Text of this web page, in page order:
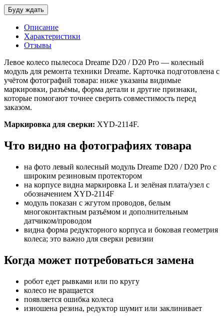
Описание
Характеристики
Отзывы
Левое колесо пылесоса Dreame D20 / D20 Pro — колесный
модуль для ремонта техники Dreame. Карточка подготовлена с
учётом фотографий товара: ниже указаны видимые
маркировки, разъёмы, форма детали и другие признаки,
которые помогают точнее сверить совместимость перед
заказом.
Маркировка для сверки: XYD-2114F.
Что видно на фотографиях товара
на фото левый колесный модуль Dreame D20 / D20 Pro с
широким резиновым протектором
на корпусе видна маркировка L и зелёная плата/узел с
обозначением XYD-2114F
модуль показан с жгутом проводов, белым
многоконтактным разъёмом и дополнительным
датчиком/проводом
видна форма редукторного корпуса и боковая геометрия
колеса; это важно для сверки ревизии
Когда может потребоваться замена
робот едет рывками или по кругу
колесо не вращается
появляется ошибка колеса
изношена резина, редуктор шумит или заклинивает